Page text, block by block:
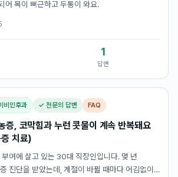
어 목이 뻐근하고 두통이 와요.
1
답변
비인후과 ✓ 전문의 답변 FAQ
증, 코막힘과 누런 콧물이 계속 반복돼요
치료)
부여에 살고 있는 30대 직장인입니다. 몇 년
진단을 받았는데, 계절이 바뀔 때마다 어김없이